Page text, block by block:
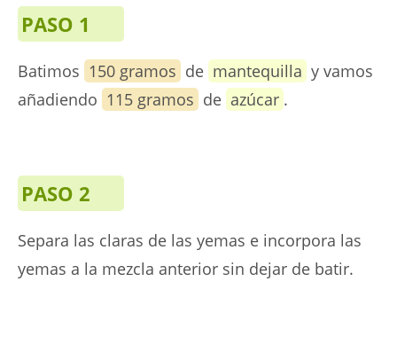
PASO 1
Batimos 150 gramos de mantequilla y vamos
añadiendo 115 gramos de azúcar .
PASO 2
Separa las claras de las yemas e incorpora las
yemas a la mezcla anterior sin dejar de batir.